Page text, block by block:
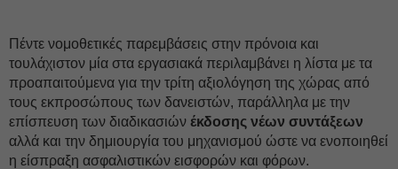
Πέντε νομοθετικές παρεμβάσεις στην πρόνοια και
τουλάχιστον μία στα εργασιακά περιλαμβάνει η λίστα με τα
προαπαιτούμενα για την τρίτη αξιολόγηση της χώρας από
τους εκπροσώπους των δανειστών, παράλληλα με την
επίσπευση των διαδικασιών έκδοσης νέων συντάξεων
αλλά και την δημιουργία του μηχανισμού ώστε να ενοποιηθεί
η είσπραξη ασφαλιστικών εισφορών και φόρων.